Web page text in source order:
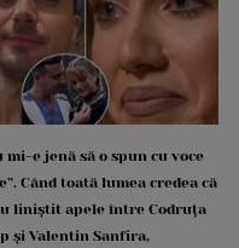
mi-e jenă să o spun cu voce
Când toată lumea credea că
liniștit apele între Codruța
și Valentin Sanfira,